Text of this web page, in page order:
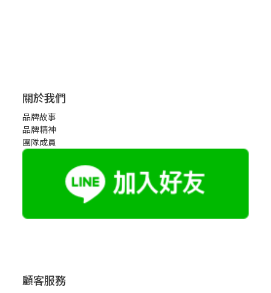
關於我們
品牌故事
品牌精神
團隊成員
顧客服務